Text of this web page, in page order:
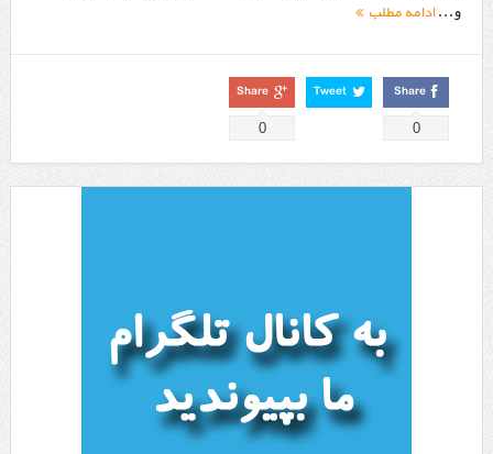
و...ادامه مطلب
Share
0
Tweet
Share
0